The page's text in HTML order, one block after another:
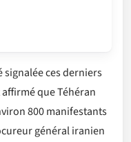
signalée ces derniers
que Téhéran
800 manifestants
général iranien